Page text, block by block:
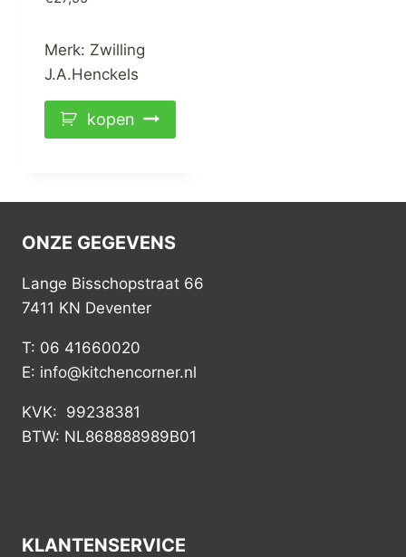
Merk: Zwilling
J.A.Henckels
kopen
ONZE GEGEVENS
Lange Bisschopstraat 66
7411 KN Deventer
T: 06 41660020
E: info@kitchencorner.nl
KVK: 99238381
BTW: NL868888989B01
KLANTENSERVICE